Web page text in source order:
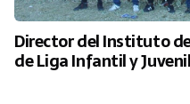
Director del Instituto
de Liga Infantil y